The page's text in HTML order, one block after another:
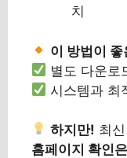
치
이 방법이 좋
별도 다운로
시스템과 최
하지만! 최
홈페이지 확인